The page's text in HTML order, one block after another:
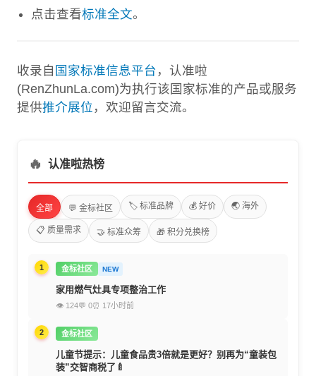
点击查看标准全文。
收录自 国家标准信息平台 ，认准啦
(RenZhunLa.com)为执行该国家标准的产品或服务
提供推介展位 ，欢迎留言交流。
🔥 认准啦热榜
全部 💬 金标社区 🏷️ 标准品牌 💰 好价 🌏 海外
📋 质量需求 🤝 标准众筹 🎁 积分兑换榜
1 金标社区 NEW
家用燃气灶具专项整治工作
👁 124💬 0⏰ 17小时前
2 金标社区
儿童节提示：儿童食品贵3倍就是更好？别再为“童装包
装”交智商税了🍼